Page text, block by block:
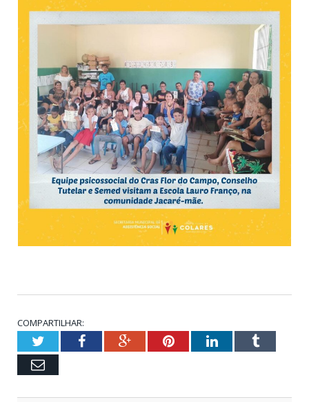
COMPARTILHAR:
TwitterFacebookGoogle+PinterestLinkedInTumblr
Email